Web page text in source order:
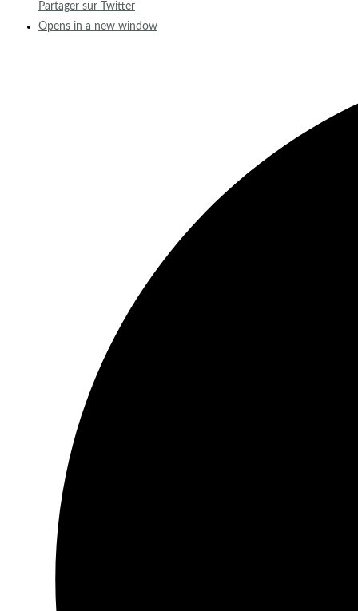
Partager sur Twitter
Opens in a new window